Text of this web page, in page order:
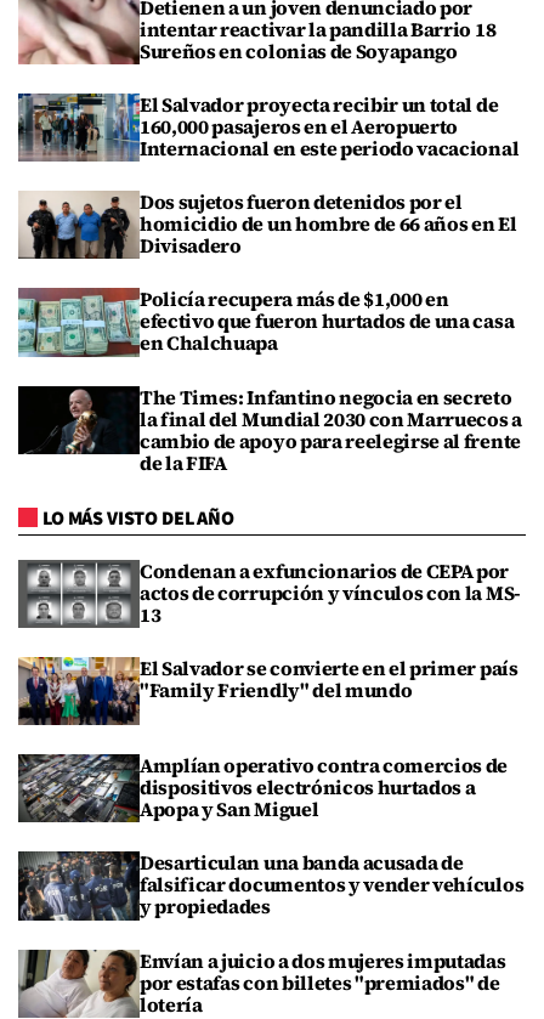
Detienen a un joven denunciado por
intentar reactivar la pandilla Barrio 18
Sureños en colonias de Soyapango
El Salvador proyecta recibir un total de
160,000 pasajeros en el Aeropuerto
Internacional en este periodo vacacional
Dos sujetos fueron detenidos por el
homicidio de un hombre de 66 años en El
Divisadero
Policía recupera más de $1,000 en
efectivo que fueron hurtados de una casa
en Chalchuapa
The Times: Infantino negocia en secreto
la final del Mundial 2030 con Marruecos a
cambio de apoyo para reelegirse al frente
de la FIFA
LO MÁS VISTO DEL AÑO
Condenan a exfuncionarios de CEPA por
actos de corrupción y vínculos con la MS-
13
El Salvador se convierte en el primer país
"Family Friendly" del mundo
Amplían operativo contra comercios de
dispositivos electrónicos hurtados a
Apopa y San Miguel
Desarticulan una banda acusada de
falsificar documentos y vender vehículos
y propiedades
Envían a juicio a dos mujeres imputadas
por estafas con billetes "premiados" de
lotería